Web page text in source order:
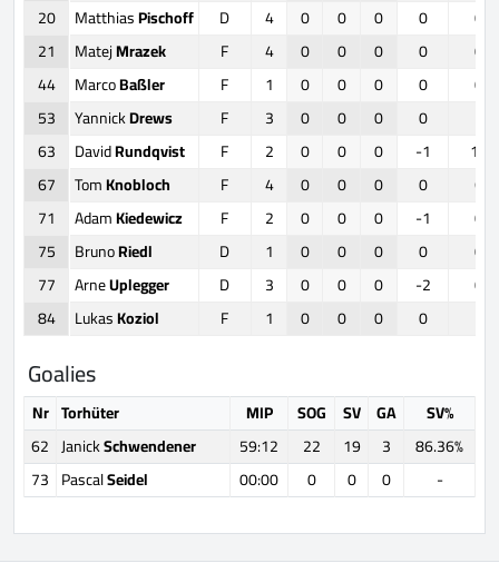
20
MatthiasPischoff D 4 0 0 0 0
0
21
MatejMrazek F 4 0 0 0 0
0
44
MarcoBaßler F 1 0 0 0 0
0
53
YannickDrews F 3 0 0 0 0
63
DavidRundqvist F 2 0 0 0 -1
11
67
TomKnobloch F 4 0 0 0 0
6
71
AdamKiedewicz F 2 0 0 0 -1
0
75
BrunoRiedl D 1 0 0 0 0
0
77
ArneUplegger D 3 0 0 0 -2
0
84
LukasKoziol F 1 0 0 0 0
Goalies
Nr Torhüter MIP SOG SV GA
SV%
62 JanickSchwendener 59:12 22 19 3
86.36%
73 PascalSeidel 00:00 0 0 0 -